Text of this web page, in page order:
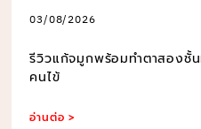
03/08/2026
รีวิวแก้จมูกพร้อมทำตาสองชั้
คนไข้
อ่านต่อ >